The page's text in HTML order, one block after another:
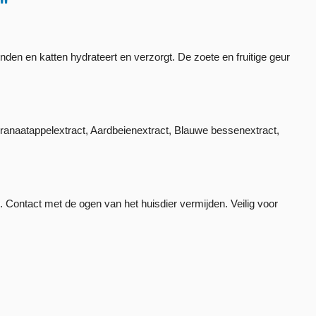
en katten hydrateert en verzorgt. De zoete en fruitige geur
Aardbeienextract, Blauwe bessenextract,
met de ogen van het huisdier vermijden. Veilig voor